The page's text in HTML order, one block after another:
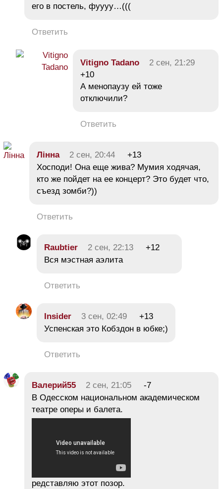
его в постель, фуууу…(((
Ответить
Vitigno Tadano
2 сен, 21:29
+10
А менопаузу ей тоже
отключили?
Ответить
Лінна 2 сен, 20:44
+13
Хосподи! Она еще жива? Мумия ходячая,
кто же пойдет на ее концерт? Это будет что,
съезд зомби?))
Ответить
Raubtier 2 сен, 22:13
+12
Вся мэстная аэлита
Ответить
Insider 3 сен, 02:49
+13
Успенская это Кобздон в юбке;)
Ответить
Валерий55 2 сен, 21:05
-7
В Одесском национальном академическом
театре оперы и балета.
редставляю этот позор.